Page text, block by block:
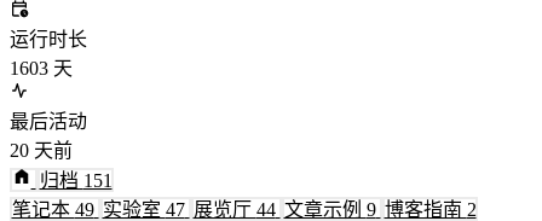
运行时长
1603 天
最后活动
20 天前
归档 151
笔记本 49 实验室 47 展览厅 44 文章示例 9 博客指南 2